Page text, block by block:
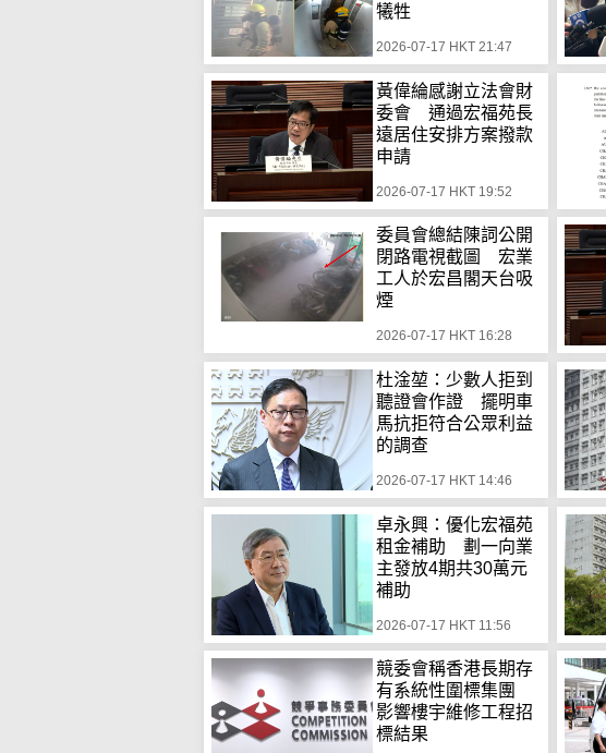
犧牲
2026-07-17 HKT 21:47
黃偉綸感謝立法會財
委會 通過宏福苑長
遠居住安排方案撥款
申請
2026-07-17 HKT 19:52
委員會總結陳詞公開
閉路電視截圖 宏業
工人於宏昌閣天台吸
煙
2026-07-17 HKT 16:28
杜淦堃：少數人拒到
聽證會作證 擺明車
馬抗拒符合公眾利益
的調查
2026-07-17 HKT 14:46
卓永興：優化宏福苑
租金補助 劃一向業
主發放4期共30萬元
補助
2026-07-17 HKT 11:56
競委會稱香港長期存
有系統性圍標集團
影響樓宇維修工程招
標結果